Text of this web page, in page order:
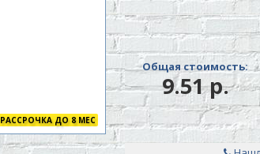
РАССРОЧКА ДО 8 МЕС
Общая стоимость:
9.51 р.